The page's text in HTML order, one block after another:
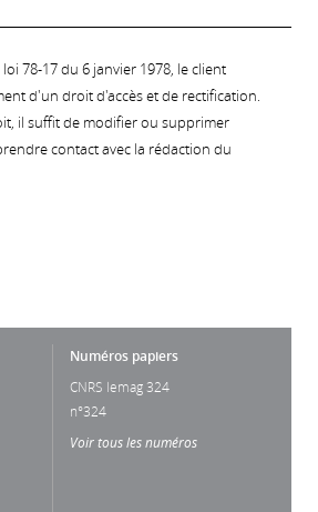
78-17 du 6 janvier 1978, le client
d'un droit d'accès et de rectification.
il suffit de modifier ou supprimer
contact avec la rédaction du
Numéros papiers
CNRS lemag 324
n°324
Voir tous les numéros